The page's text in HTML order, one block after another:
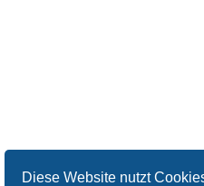
Diese Website nutzt